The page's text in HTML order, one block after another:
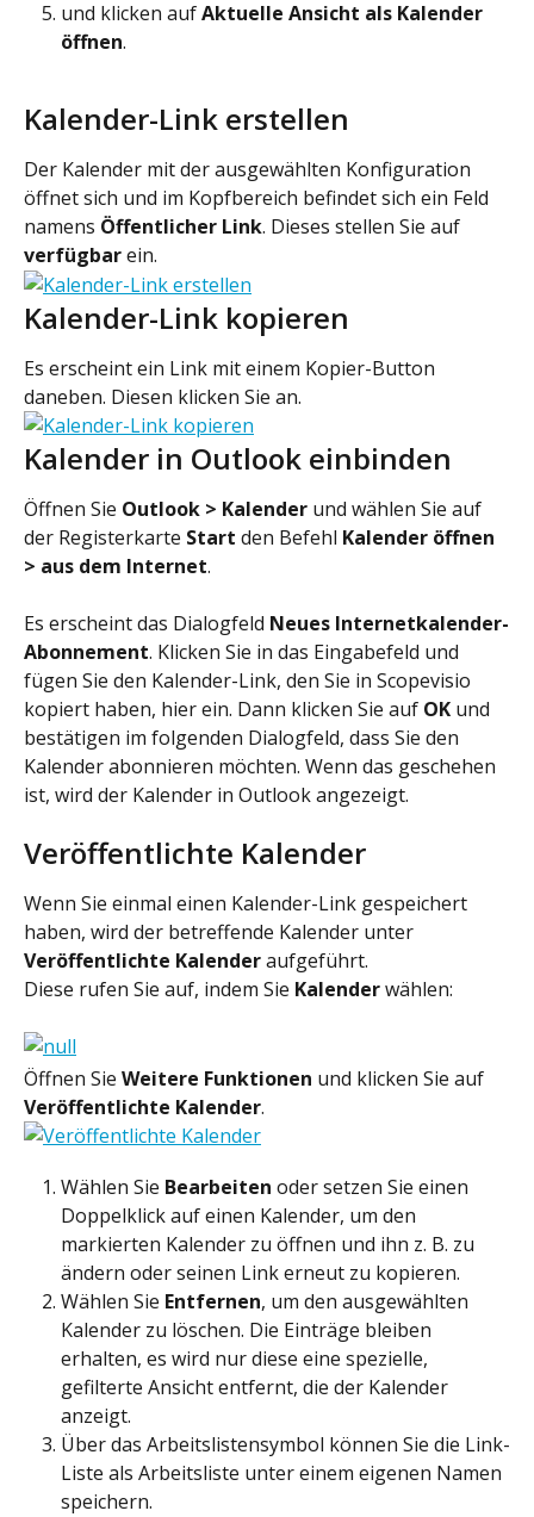
und klicken auf Aktuelle Ansicht als Kalender
öffnen.
Kalender-Link erstellen
Der Kalender mit der ausgewählten Konfiguration
öffnet sich und im Kopfbereich befindet sich ein Feld
namens Öffentlicher Link. Dieses stellen Sie auf
verfügbar ein.
Kalender-Link kopieren
Es erscheint ein Link mit einem Kopier-Button
daneben. Diesen klicken Sie an.
Kalender in Outlook einbinden
Öffnen Sie Outlook > Kalender und wählen Sie auf
der Registerkarte Start den Befehl Kalender öffnen
> aus dem Internet.
Es erscheint das Dialogfeld Neues Internetkalender-
Abonnement. Klicken Sie in das Eingabefeld und
fügen Sie den Kalender-Link, den Sie in Scopevisio
kopiert haben, hier ein. Dann klicken Sie auf OK und
bestätigen im folgenden Dialogfeld, dass Sie den
Kalender abonnieren möchten. Wenn das geschehen
ist, wird der Kalender in Outlook angezeigt.
Veröffentlichte Kalender
Wenn Sie einmal einen Kalender-Link gespeichert
haben, wird der betreffende Kalender unter
Veröffentlichte Kalender aufgeführt.
Diese rufen Sie auf, indem Sie Kalender wählen:
Öffnen Sie Weitere Funktionen und klicken Sie auf
Veröffentlichte Kalender.
Wählen Sie Bearbeiten oder setzen Sie einen
Doppelklick auf einen Kalender, um den
markierten Kalender zu öffnen und ihn z. B. zu
ändern oder seinen Link erneut zu kopieren.
Wählen Sie Entfernen, um den ausgewählten
Kalender zu löschen. Die Einträge bleiben
erhalten, es wird nur diese eine spezielle,
gefilterte Ansicht entfernt, die der Kalender
anzeigt.
Über das Arbeitslistensymbol können Sie die Link-
Liste als Arbeitsliste unter einem eigenen Namen
speichern.